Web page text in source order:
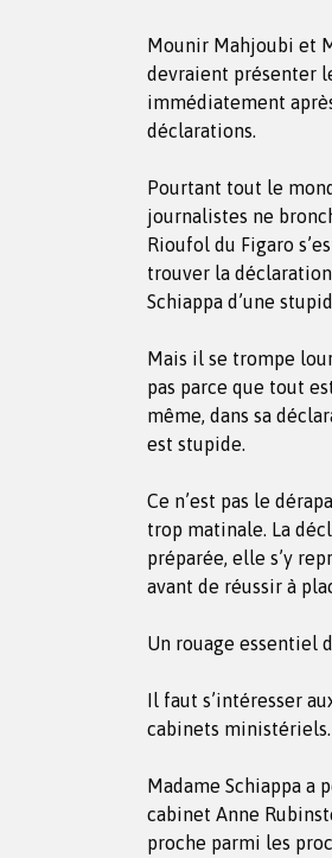
Mounir Mahjoubi et
devraient présenter
immédiatement
déclarations.
Pourtant tout le
journalistes ne
Rioufol du Figaro
trouver la
Schiappa d’une
Mais il se trompe
pas parce que tout
même, dans sa
est stupide.
Ce n’est pas le
trop matinale. La
préparée, elle s’y
avant de réussir à
Un rouage essentiel
Il faut s’intéresser
cabinets ministériels.
Madame Schiappa a
cabinet Anne
proche parmi les